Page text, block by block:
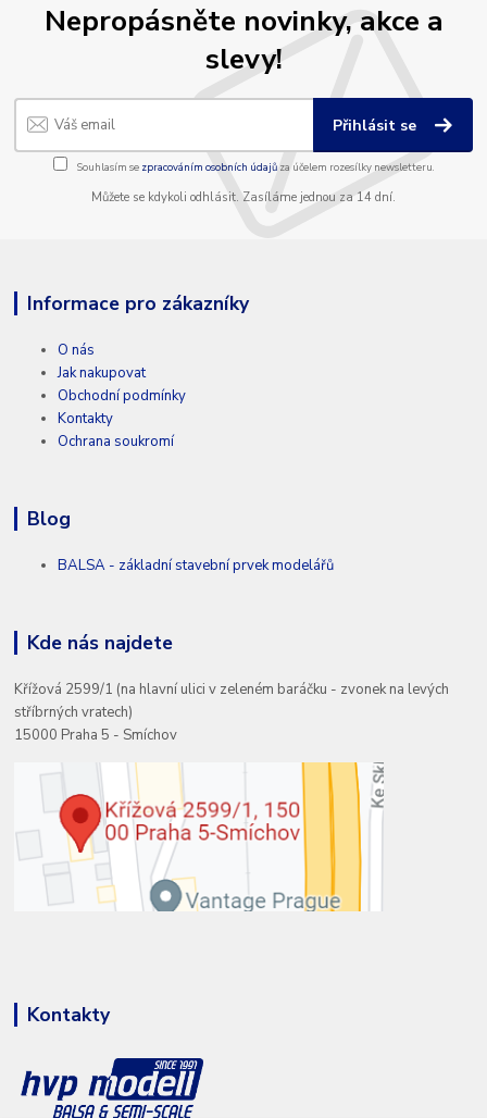
Nepropásněte novinky, akce a
slevy!
Přihlásit se
Souhlasím se zpracováním osobních údajůza účelem rozesílky newsletteru.
Můžete se kdykoli odhlásit. Zasíláme jednou za 14 dní.
Informace pro zákazníky
O nás
Jak nakupovat
Obchodní podmínky
Kontakty
Ochrana soukromí
Blog
BALSA - základní stavební prvek modelářů
Kde nás najdete
Křížová 2599/1 (na hlavní ulici v zeleném baráčku - zvonek na levých
stříbrných vratech)
15000 Praha 5 - Smíchov
Kontakty